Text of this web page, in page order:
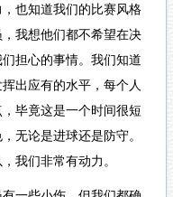
也知道我们的比赛风格
我想他们都不希望在决
担心的事情。我们知道
出应有的水平，每个人
毕竟这是一个时间很短
无论是进球还是防守。
我们非常有动力。